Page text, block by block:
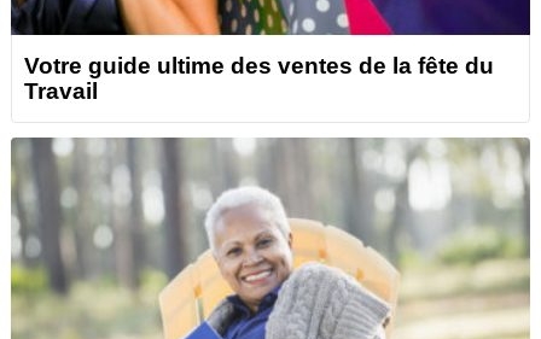
Votre guide ultime des ventes de la fête du
Travail